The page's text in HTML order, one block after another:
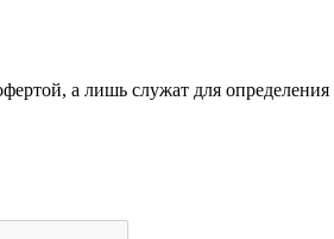
а лишь служат для